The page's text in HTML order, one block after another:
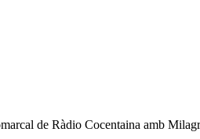
de Ràdio Cocentaina amb